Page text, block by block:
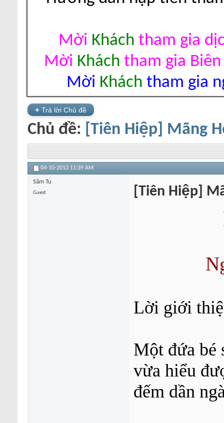
Mời Khách tham gia
Mời Khách tham gia
Mời Khách tham gia
+ Trả lời Chủ đề
Chủ đề: [Tiên Hiệp] Mãng
04-10-2013 11:39 AM
Sâm Tu
Guest [Tiên Hiệp]
Lời giới
Một đứa bé
vừa hiểu
đếm dần